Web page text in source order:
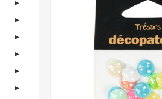
SACHET
CABOCHONS
"PASTEL"